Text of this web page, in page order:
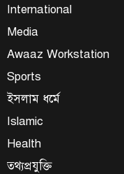
International
Media
Awaaz Workstation
Sports
ইসলাম ধর্মে
Islamic
Health
তথ্যপ্রযুক্তি